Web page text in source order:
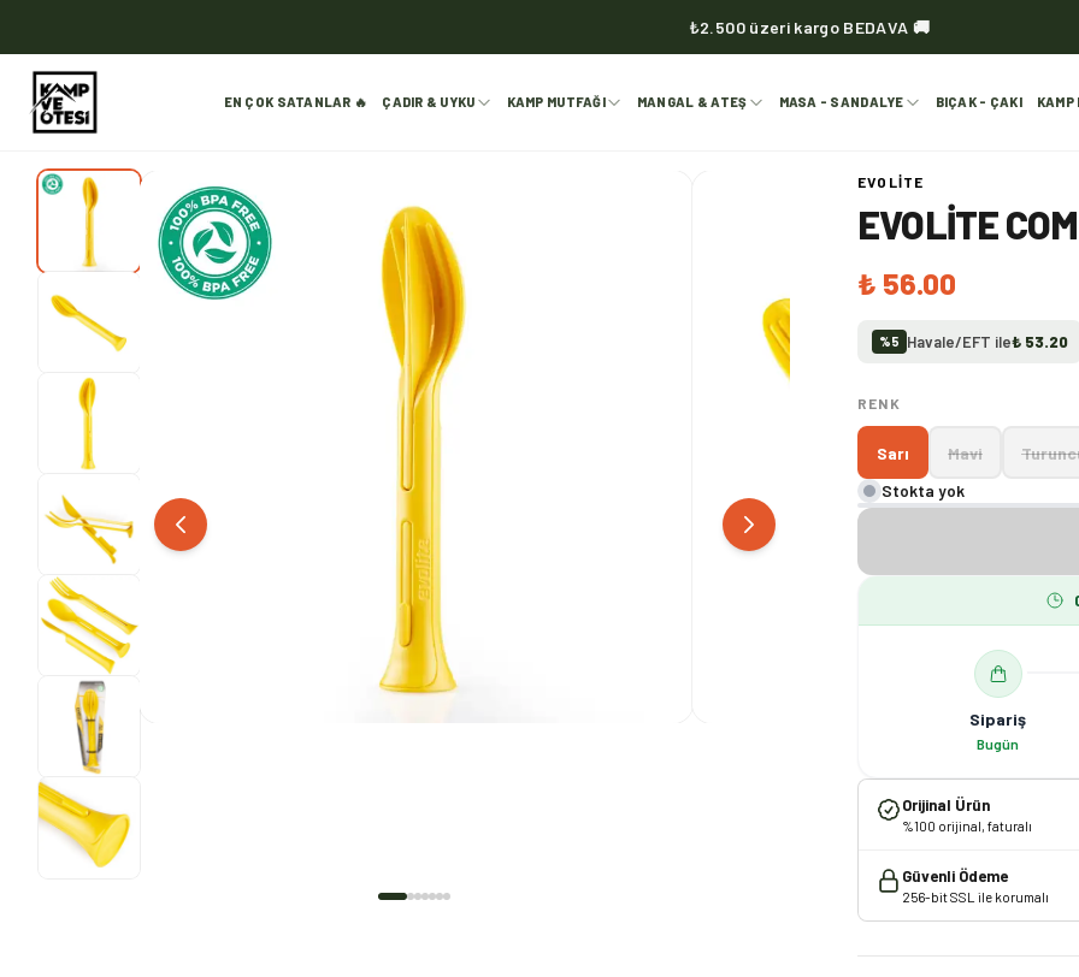
₺2.500 üzeri kargo BEDAVA 🚚
KVOX ürünlerinde kargo her zaman bedava 🔥
EN ÇOK SATANLAR 🔥 ÇADIR & UYKU KAMP MUTFAĞI MANGAL & ATEŞ MASA - SANDALYE BIÇAK - ÇAKI KAMP
EVOLITE
EVOLITE
₺ 56.00
%5 Havale/EFT ile₺ 53.20
RENK
Sarı Mavi
Stokta yok
Sipariş
Bugün
Orijinal Ürün
%100 orijinal, faturalı
Güvenli Ödeme
256-bit SSL ile korumalı